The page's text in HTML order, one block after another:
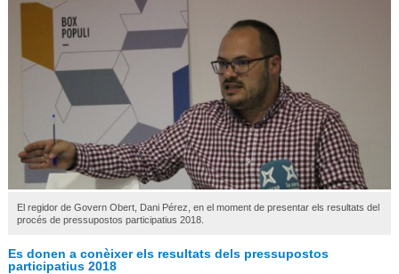
El regidor de Govern Obert, Dani Pérez, en el moment de presentar els resultats del
procés de pressupostos participatius 2018.
Es donen a conèixer els resultats dels pressupostos
participatius 2018